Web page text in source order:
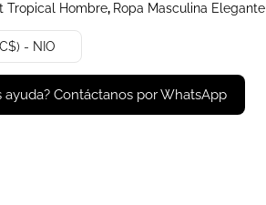
Tropical Hombre, Ropa Masculina Elegante
- NIO
ayuda? Contáctanos por WhatsApp